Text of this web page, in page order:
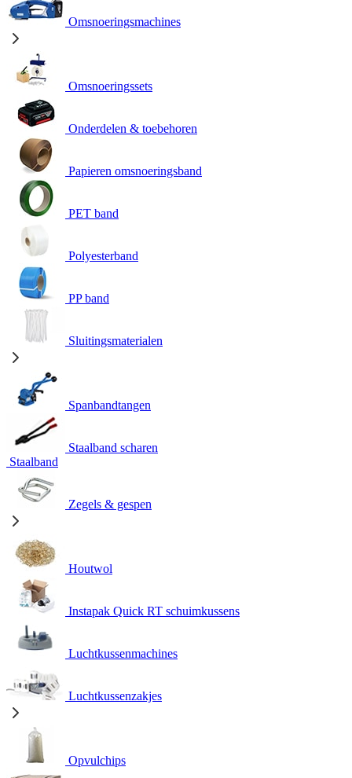
Omsnoeringsmachines
Omsnoeringssets
Onderdelen & toebehoren
Papieren omsnoeringsband
PET band
Polyesterband
PP band
Sluitingsmaterialen
Spanbandtangen
Staalband scharen
Staalband
Zegels & gespen
Houtwol
Instapak Quick RT schuimkussens
Luchtkussenmachines
Luchtkussenzakjes
Opvulchips